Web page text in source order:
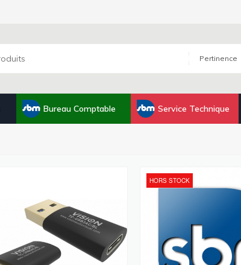
Pertinence
Bureau Comptable Service Technique
HORS STOCK